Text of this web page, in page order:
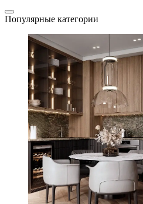
Популярные категории